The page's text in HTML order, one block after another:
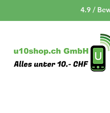
4.9 /